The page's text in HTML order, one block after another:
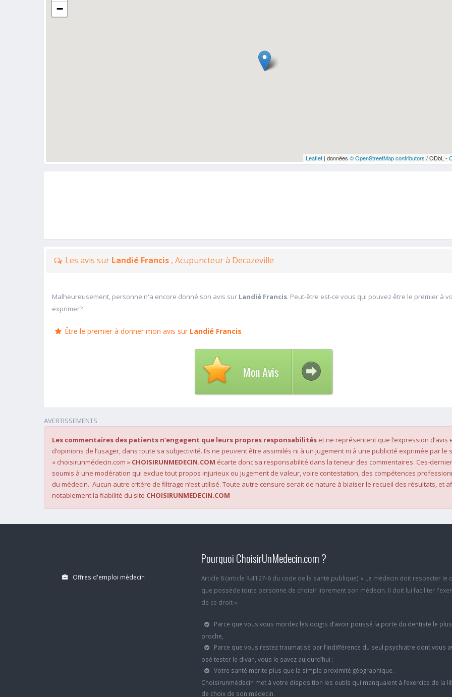
−
Leaflet| données © OpenStreetMap contributors / ODbL -
Les avis sur Landié Francis , Acupuncteur à Decazeville
Malheureusement, personne n'a encore donné son avis sur Landié Francis. Peut-être est-ce vous qui pouvez être le premier à
exprimer?
Être le premier à donner mon avis sur Landié Francis
Mon Avis
AVERTISSEMENTS
Les commentaires des patients n’engagent que leurs propres responsabilités et ne représentent que l’expression d’avis
d’opinions de l’usager, dans toute sa subjectivité. Ils ne peuvent être assimilés ni à un jugement ni à une publicité exprimée par le
« choisirunmédecin.com » CHOISIRUNMEDECIN.COM écarte donc sa responsabilité dans la teneur des commentaires. Ces-
soumis à une modération qui exclue tout propos injurieux ou jugement de valeur, voire contestation, des compétences
du médecin. Aucun autre critère de filtrage n’est utilisé. Toute autre censure serait de nature à biaiser le recueil des résultats, et
notablement la fiabilité du site CHOISIRUNMEDECIN.COM
Offres d'emploi médecin
Pourquoi ChoisirUnMedecin.com ?
Article 6 (article R.4127-6 du code de la santé publique) « Le médecin doit respecter le
que possède toute personne de choisir librement son médecin. Il doit lui faciliter
de ce droit ».
Parce que vous vous mordez les doigts d’avoir poussé la porte du dentiste le plus
proche,
Parce que vous restez traumatisé par l’indifférence du seul psychiatre dont vous
osé tester le divan, vous le savez aujourd’hui :
Votre santé mérite plus que la simple proximité géographique.
Choisirunmédecin met à votre disposition les outils qui manquaient à l’exercice de la
de choix de son médecin.